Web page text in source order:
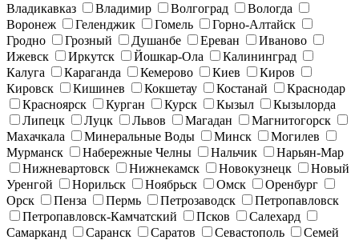
Владикавказ
Владимир Волгоград
Вологда
Воронеж
Геленджик Гомель
Горно-Алтайск
Гродно
Грозный Душанбе Ереван
Иваново
Ижевск
Иркутск Йошкар-Ола
Калининград
Калуга
Караганда Кемерово Киев
Киров
Кировск
Кишинев Кокшетау Костанай
Краснодар
Красноярск
Курган Курск Кызыл
Кызылорда
Липецк
Луцк Львов Магадан
Магнитогорск
Махачкала
Минеральные Воды Минск
Могилев
Мурманск
Набережные Челны Нальчик
Нарьян-Мар
Нижневартовск
Нижнекамск Новокузнецк
Новый
Уренгой
Норильск Ноябрьск Омск
Оренбург
Орск
Пенза Пермь Петрозаводск
Петропавловск
Петропавловск-Камчатский
Псков
Салехард
Самарканд
Саранск Саратов Севастополь
Семей